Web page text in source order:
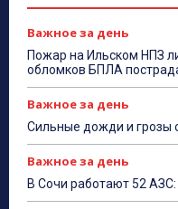
Важное за день
Пожар на Ильском НПЗ
обломков БПЛА
Важное за день
Сильные дожди и грозы
Важное за день
В Сочи работают 52 АЗС: